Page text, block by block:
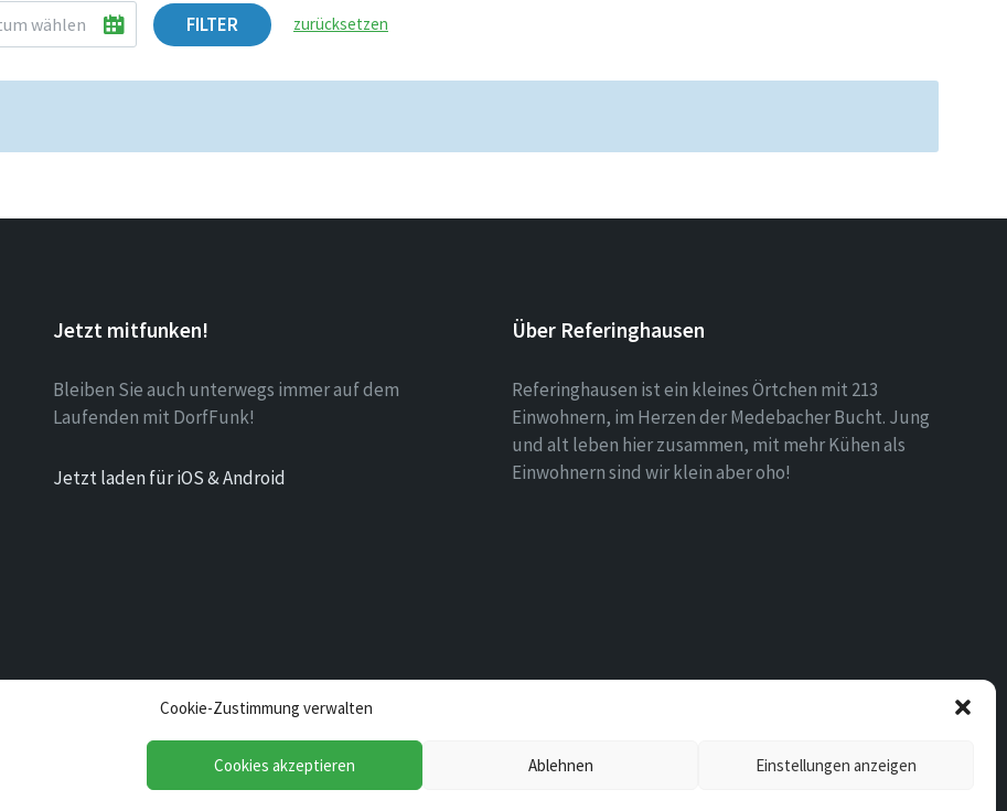
Cookie-Zustimmung verwalten
Cookies akzeptieren Ablehnen Einstellungen anzeigen
FILTER zurücksetzen
Jetzt mitfunken!
Bleiben Sie auch unterwegs immer auf dem
Laufenden mit DorfFunk!
Jetzt laden für iOS & Android
Über Referinghausen
Referinghausen ist ein kleines Örtchen mit 213
Einwohnern, im Herzen der Medebacher Bucht. Jung
und alt leben hier zusammen, mit mehr Kühen als
Einwohnern sind wir klein aber oho!